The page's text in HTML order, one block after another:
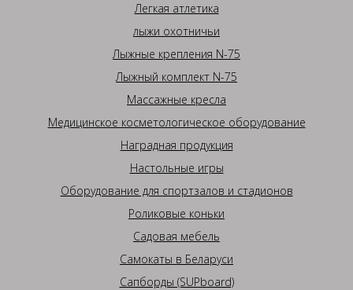
Легкая атлетика
лыжи охотничьи
Лыжные крепления N-75
Лыжный комплект N-75
Массажные кресла
Медицинское косметологическое оборудование
Наградная продукция
Настольные игры
Оборудование для спортзалов и стадионов
Роликовые коньки
Садовая мебель
Самокаты в Беларуси
Сапборды (SUPboard)